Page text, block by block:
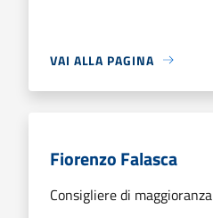
VAI ALLA PAGINA
Fiorenzo Falasca
Consigliere di maggioranza